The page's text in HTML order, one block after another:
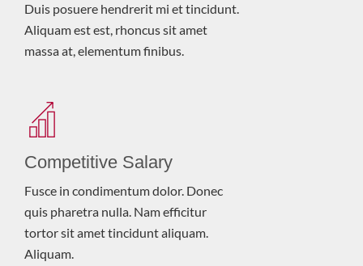
Duis posuere hendrerit mi et tincidunt.
Aliquam est est, rhoncus sit amet
massa at, elementum finibus.
Competitive Salary
Fusce in condimentum dolor. Donec
quis pharetra nulla. Nam efficitur
tortor sit amet tincidunt aliquam.
Aliquam.